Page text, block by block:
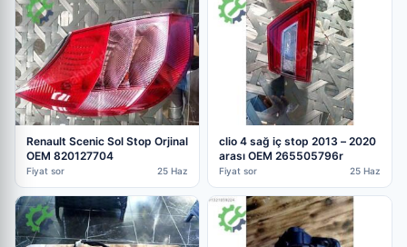
Renault Scenic Sol Stop Orjinal
OEM 820127704
Fiyat sor 25 Haz
clio 4 sağ iç stop 2013 – 2020
arası OEM 265505796r
Fiyat sor 25 Haz